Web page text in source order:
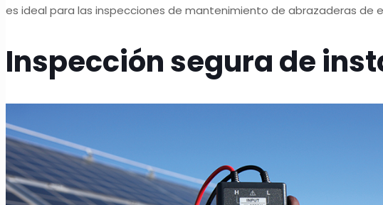
es ideal para las inspecciones de mantenimiento de abrazaderas de
Inspección segura de